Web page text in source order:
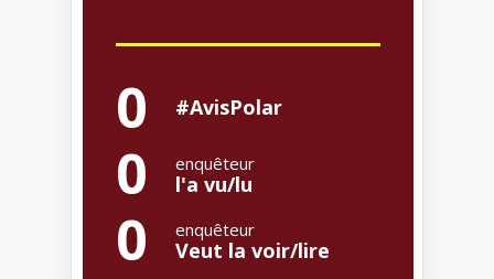
0 #AvisPolar
0 enquêteur
l'a vu/lu
0 enquêteur
Veut la voir/lire